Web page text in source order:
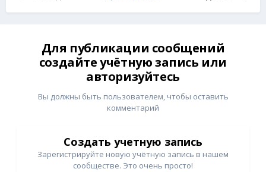
Для публикации сообщений
создайте учётную запись или
авторизуйтесь
Вы должны быть пользователем, чтобы оставить
комментарий
Создать учетную запись
Зарегистрируйте новую учётную запись в нашем
сообществе. Это очень просто!